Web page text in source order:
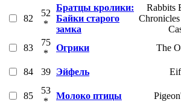
82
52
*
Братцы кролики:
Байки старого
замка
Rabbits
83
75
*
Огрики The
84 39 Эйфель
85
53
*
Молоко птицы